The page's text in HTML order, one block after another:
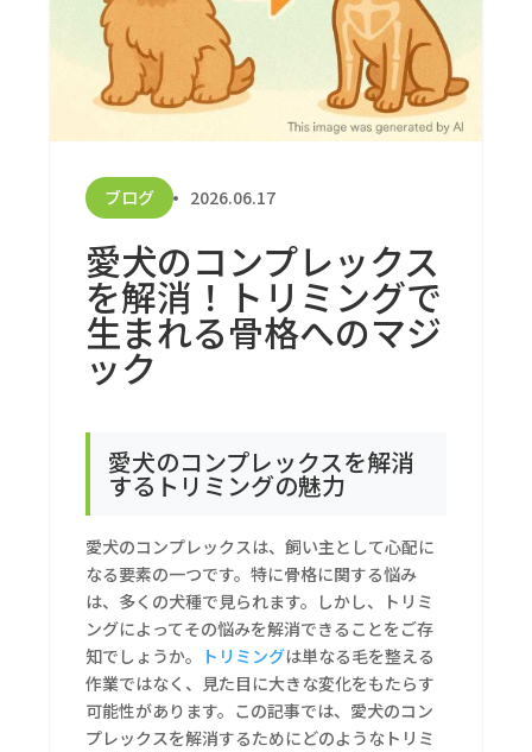
ブログ 2026.06.17
愛犬のコンプレックス
を解消！トリミングで
生まれる骨格へのマジ
ック
愛犬のコンプレックスを解消
するトリミングの魅力
愛犬のコンプレックスは、飼い主として心配に
なる要素の一つです。特に骨格に関する悩み
は、多くの犬種で見られます。しかし、トリミ
ングによってその悩みを解消できることをご存
知でしょうか。
トリミングは単なる毛を整える
作業ではなく、見た目に大きな変化をもたらす
可能性があります。この記事では、愛犬のコン
プレックスを解消するためにどのようなトリミ